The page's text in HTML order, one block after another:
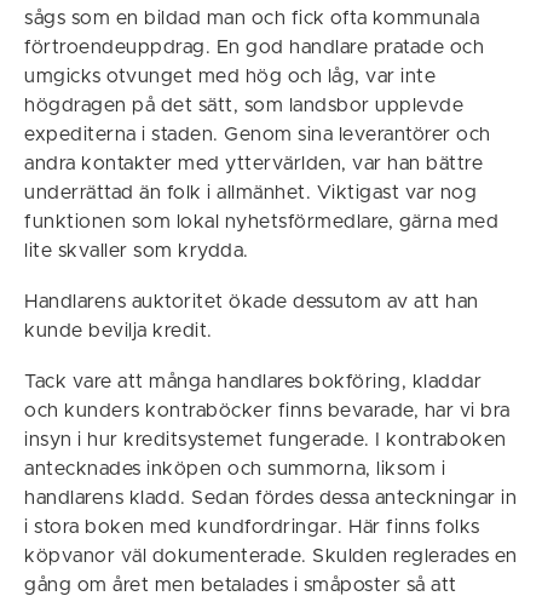
sågs som en bildad man och fick ofta kommunala
förtroendeuppdrag. En god handlare pratade och
umgicks otvunget med hög och låg, var inte
högdragen på det sätt, som landsbor upplevde
expediterna i staden. Genom sina leverantörer och
andra kontakter med yttervärlden, var han bättre
underrättad än folk i allmänhet. Viktigast var nog
funktionen som lokal nyhetsförmedlare, gärna med
lite skvaller som krydda.
Handlarens auktoritet ökade dessutom av att han
kunde bevilja kredit.
Tack vare att många handlares bokföring, kladdar
och kunders kontraböcker finns bevarade, har vi bra
insyn i hur kreditsystemet fungerade. I kontraboken
antecknades inköpen och summorna, liksom i
handlarens kladd. Sedan fördes dessa anteckningar in
i stora boken med kundfordringar. Här finns folks
köpvanor väl dokumenterade. Skulden reglerades en
gång om året men betalades i småposter så att